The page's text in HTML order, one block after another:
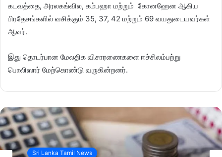
கடவத்தை, அரலகங்வில, கம்பஹா மற்றும் கோனஹேன ஆகிய
பிரதேசங்களில் வசிக்கும் 35, 37, 42 மற்றும் 69 வயதுடையவர்கள்
ஆவர்.
இது தொடர்பான மேலதிக விசாரணைகளை ஈச்சிலம்பற்று
பொலிஸார் மேற்கொண்டு வருகின்றனர்.
Sri Lanka Tamil News